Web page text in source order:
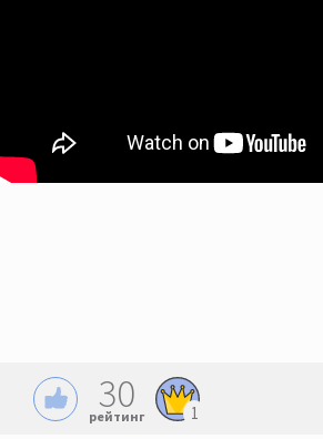
30
рейтинг 1